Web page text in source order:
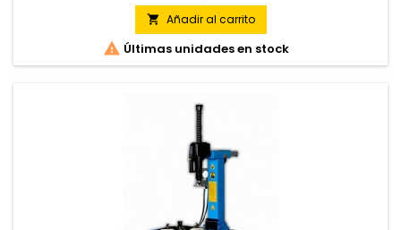
 Añadir al carrito
 Últimas unidades en stock